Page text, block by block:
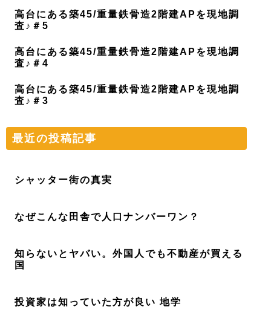
高台にある築45/重量鉄骨造2階建APを現地調
査♪＃5
高台にある築45/重量鉄骨造2階建APを現地調
査♪＃4
高台にある築45/重量鉄骨造2階建APを現地調
査♪＃3
最近の投稿記事
シャッター街の真実
なぜこんな田舎で人口ナンバーワン？
知らないとヤバい。外国人でも不動産が買える
国
投資家は知っていた方が良い 地学